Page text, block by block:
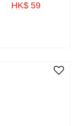
HK$ 59